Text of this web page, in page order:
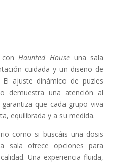
Haunted Houseuna sala
cuidada y un diseño de
ajuste dinámico de puzles
demuestra una atención al
que cada grupo viva
equilibrada y a su medida.
como si buscáis una dosis
sala ofrece opciones para
Una experiencia fluida,